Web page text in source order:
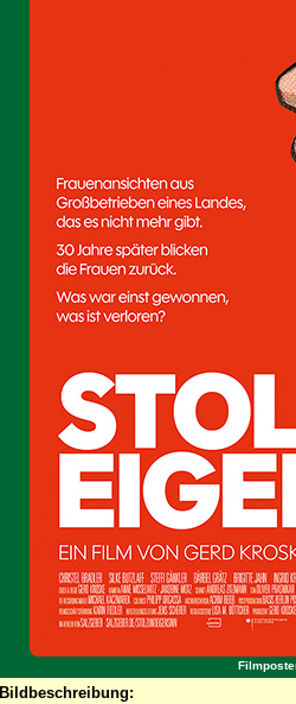
Bildbeschreibung: